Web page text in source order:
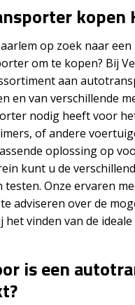
kopen
op zoek naar
om te kopen? Bij
aan
en van verschillende
nodig heeft voor
of andere
oplossing op
kunt u de
testen. Onze ervaren
adviseren over de
het vinden van de
is een